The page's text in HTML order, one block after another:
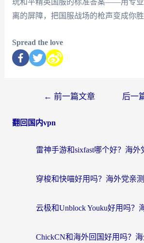
玩和平精英国服的标准答案——用专
离的屏障，把国服战场的枪声变成你胜
Spread the love
← 前一篇文章 后一
翻回国内vpn